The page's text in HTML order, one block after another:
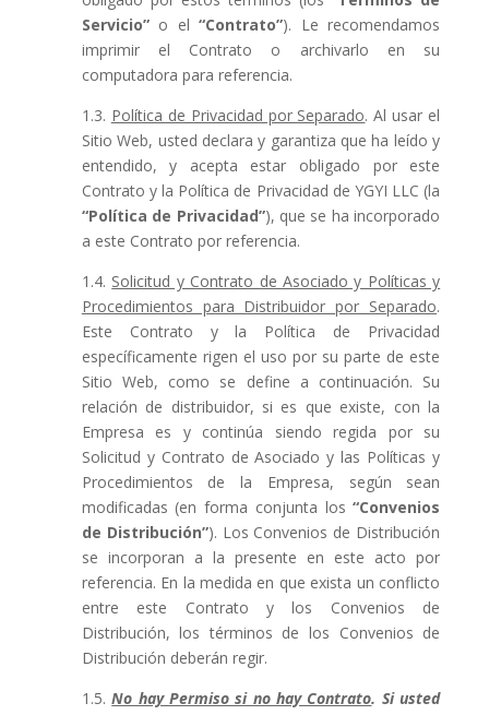
Servicio”o el“Contrato”). Le recomendamos
imprimir el Contrato o archivarlo en su
computadora para referencia.
1.3. Política de Privacidad por Separado. Al usar el
Sitio Web, usted declara y garantiza que ha leído y
entendido, y acepta estar obligado por este
Contrato y la Política de Privacidad de YGYI LLC (la
“Política de Privacidad”), que se ha incorporado
a este Contrato por referencia.
1.4. Solicitud y Contrato de Asociado y Políticas y
Procedimientos para Distribuidor por Separado.
Este Contrato y la Política de Privacidad
específicamente rigen el uso por su parte de este
Sitio Web, como se define a continuación. Su
relación de distribuidor, si es que existe, con la
Empresa es y continúa siendo regida por su
Solicitud y Contrato de Asociado y las Políticas y
Procedimientos de la Empresa, según sean
modificadas (en forma conjunta los“Convenios
de Distribución”). Los Convenios de Distribución
se incorporan a la presente en este acto por
referencia. En la medida en que exista un conflicto
entre este Contrato y los Convenios de
Distribución, los términos de los Convenios de
Distribución deberán regir.
1.5.No hay Permiso si no hay Contrato. Si usted